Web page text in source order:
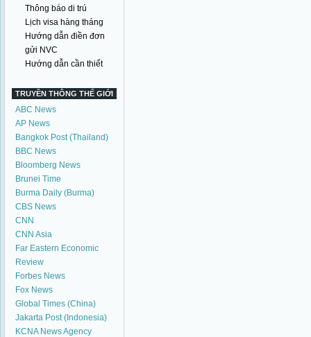
Thông báo di trú
Lịch visa hàng tháng
Hướng dẫn điền đơn
gửi NVC
Hướng dẫn cần thiết
TRUYỀN THÔNG THẾ GIỚI
ABC News
AP News
Bangkok Post (Thailand)
BBC News
Bloomberg News
Brunei Time
Burma Daily (Burma)
CBS News
CNN
CNN Asia
Far Eastern Economic
Review
Forbes News
Fox News
Global Times (China)
Jakarta Post (Indonesia)
KCNA News Agency